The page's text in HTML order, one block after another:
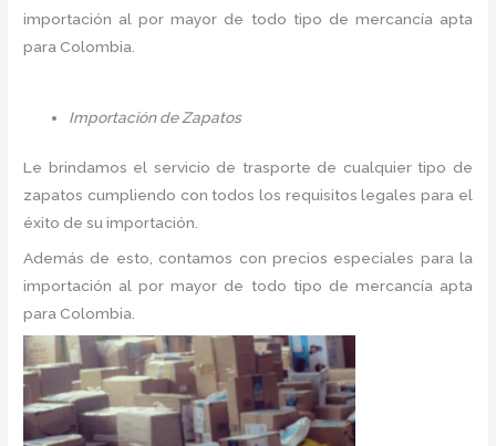
importación al por mayor de todo tipo de mercancía apta
para Colombia.
Importación de Zapatos
Le brindamos el servicio de trasporte de cualquier tipo de
zapatos cumpliendo con todos los requisitos legales para el
éxito de su importación.
Además de esto, contamos con precios especiales para la
importación al por mayor de todo tipo de mercancía apta
para Colombia.